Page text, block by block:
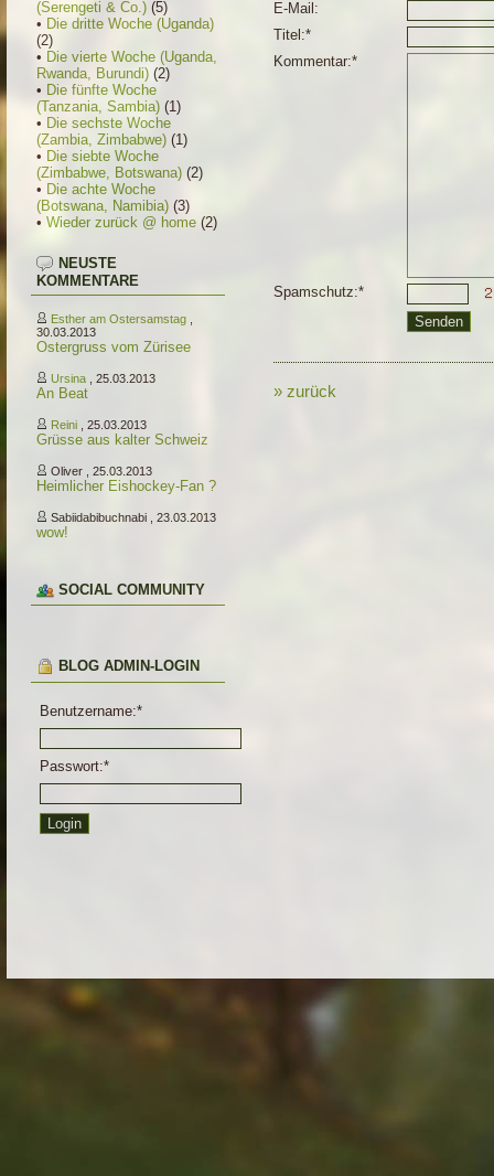
(Serengeti & Co.) (5)
• Die dritte Woche (Uganda)
(2)
• Die vierte Woche (Uganda,
Rwanda, Burundi) (2)
• Die fünfte Woche
(Tanzania, Sambia) (1)
• Die sechste Woche
(Zambia, Zimbabwe) (1)
• Die siebte Woche
(Zimbabwe, Botswana) (2)
• Die achte Woche
(Botswana, Namibia) (3)
•Wieder zurück @ home (2)
NEUSTE
KOMMENTARE
Esther am Ostersamstag
30.03.2013
Ostergruss vom Zürisee
Ursina , 25.03.2013
An Beat
Reini , 25.03.2013
Grüsse aus kalter Schweiz
Oliver , 25.03.2013
Heimlicher Eishockey-Fan ?
Sabiidabibuchnabi , 23.03.2013
wow!
SOCIAL COMMUNITY
BLOG ADMIN-LOGIN
Benutzername:*
Passwort:*
E-Mail:
Titel:*
Kommentar:*
Spamschutz:*
» zurück